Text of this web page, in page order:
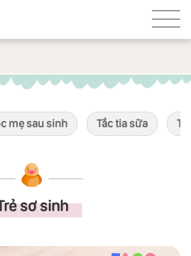
mẹ sau sinh Tắc tia sữa
sơ sinh